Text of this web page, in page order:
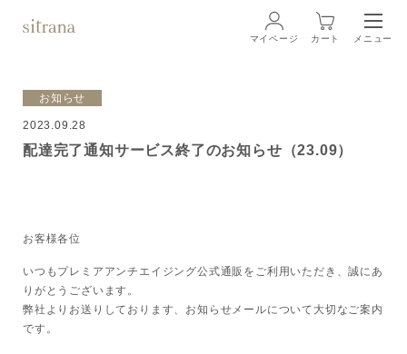
クリーム
ローション
クレンジング・洗顔料
マイページ カート メニュー
お知らせ
2023.09.28
配達完了通知サービス終了のお知らせ（23.09）
お客様各位
いつもプレミアアンチエイジング公式通販をご利用いただき、誠にあ
りがとうございます。
弊社よりお送りしております、お知らせメールについて大切なご案内
です。